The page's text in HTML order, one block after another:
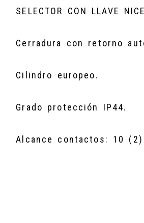
SELECTOR CON LLAVE
Cerradura con retorno
Cilindro europeo.
Grado protección IP44.
Alcance contactos: 10